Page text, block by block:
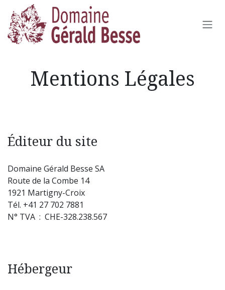
Se rendre au contenu
Mentions Légales
Éditeur du site
Domaine Gérald Besse SA
Route de la Combe 14
1921 Martigny-Croix
Tél. +41 27 702 7881
N° TVA : CHE-328.238.567
Hébergeur